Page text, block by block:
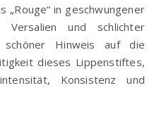
„Rouge“ in geschwungener
Versalien und schlichter
schöner Hinweis auf die
dieses Lippenstiftes,
Konsistenz und